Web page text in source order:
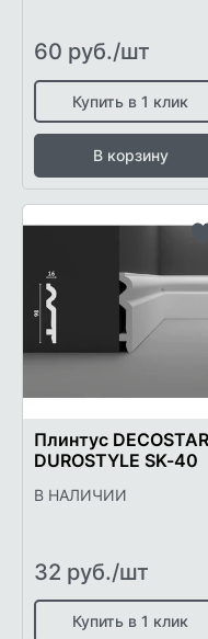
60 руб./шт
Купить в 1 клик
В корзину
Плинтус DECOSTAR
DUROSTYLE SK-40
В НАЛИЧИИ
32 руб./шт
Купить в 1 клик